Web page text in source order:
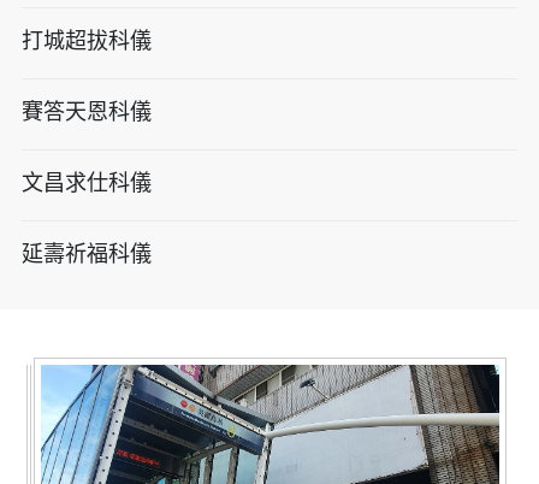
打城超拔科儀
賽答天恩科儀
文昌求仕科儀
延壽祈福科儀